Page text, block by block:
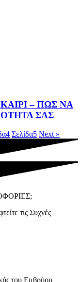
– ΠΩΣ ΝΑ
ΣΑΣ
4 Σελίδα5 Next »
τις Συχνές
του Εμβρύου